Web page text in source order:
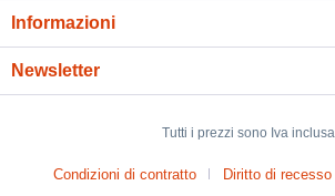
Informazioni
Newsletter
Tutti i prezzi sono Iva inclusa
Condizioni di contratto Diritto di recesso